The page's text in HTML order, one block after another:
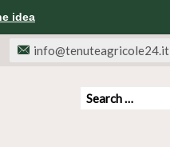
idea
info@tenuteagricole24.it